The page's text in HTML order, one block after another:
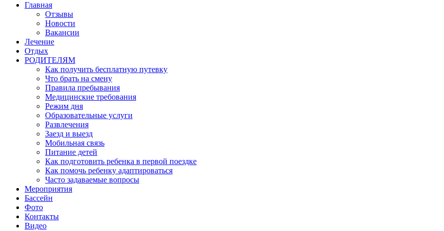
Главная
Отзывы
Новости
Вакансии
Лечение
Отдых
РОДИТЕЛЯМ
Как получить бесплатную путевку
Что брать на смену
Правила пребывания
Медицинские требования
Режим дня
Образовательные услуги
Развлечения
Заезд и выезд
Мобильная связь
Питание детей
Как подготовить ребенка в первой поездке
Как помочь ребенку адаптироваться
Часто задаваемые вопросы
Мероприятия
Бассейн
Фото
Контакты
Видео